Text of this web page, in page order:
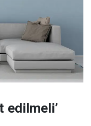
edilmeli’